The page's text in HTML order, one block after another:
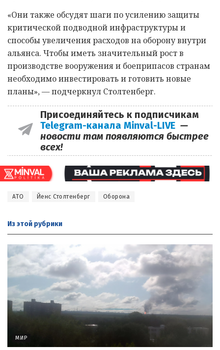
«Они также обсудят шаги по усилению защиты
критической подводной инфраструктуры и
способы увеличения расходов на оборону внутри
альянса. Чтобы иметь значительный рост в
производстве вооружения и боеприпасов странам
необходимо инвестировать и готовить новые
планы», — подчеркнул Столтенберг.
Присоединяйтесь к подписчикам
Telegram-канала Minval-LIVE —
новости там появляются быстрее
всех!
АТО Йенс Столтенберг Оборона
Из этой рубрики
МИР